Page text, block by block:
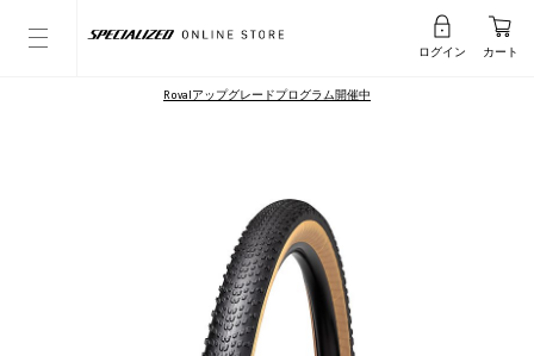
ログイン カート
Rovalアップグレードプログラム開催中